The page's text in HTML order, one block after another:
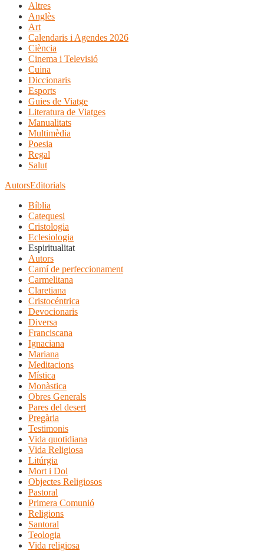
Altres
Anglès
Art
Calendaris i Agendes 2026
Ciència
Cinema i Televisió
Cuina
Diccionaris
Esports
Guies de Viatge
Literatura de Viatges
Manualitats
Multimèdia
Poesia
Regal
Salut
AutorsEditorials
Bíblia
Catequesi
Cristologia
Eclesiologia
Espiritualitat
Autors
Camí de perfeccionament
Carmelitana
Claretiana
Cristocéntrica
Devocionaris
Diversa
Franciscana
Ignaciana
Mariana
Meditacions
Mística
Monàstica
Obres Generals
Pares del desert
Pregària
Testimonis
Vida quotidiana
Vida Religiosa
Litúrgia
Mort i Dol
Objectes Religiosos
Pastoral
Primera Comunió
Religions
Santoral
Teologia
Vida religiosa